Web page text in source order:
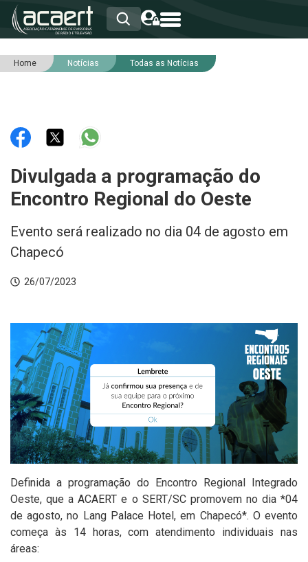
HOME
RNA
NOTÍCIAS
SERVIÇOS
INTEGRIDADE
Home Notícias Todas as Notícias
Divulgada a programação do
Encontro Regional do Oeste
Evento será realizado no dia 04 de agosto em
Chapecó
26/07/2023
Definida a programação do Encontro Regional Integrado
Oeste, que a ACAERT e o SERT/SC promovem no dia *04
de agosto, no Lang Palace Hotel, em Chapecó*. O evento
começa às 14 horas, com atendimento individuais nas
áreas: